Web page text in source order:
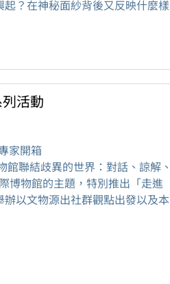
？在神秘面紗背後又反映什麼樣
活動
家開箱
聯結歧異的世界：對話、諒解、
博物館的主題，特別推出「走進
以文物源出社群觀點出發以及本